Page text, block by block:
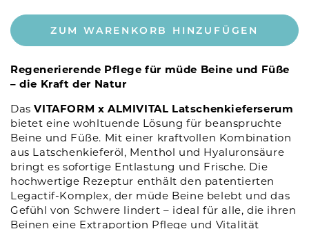
ZUM WARENKORB HINZUFÜGEN
Regenerierende Pflege für müde Beine und Füße
– die Kraft der Natur
DasVITAFORM x ALMIVITAL Latschenkieferserum
bietet eine wohltuende Lösung für beanspruchte
Beine und Füße. Mit einer kraftvollen Kombination
aus Latschenkieferöl, Menthol und Hyaluronsäure
bringt es sofortige Entlastung und Frische. Die
hochwertige Rezeptur enthält den patentierten
Legactif-Komplex, der müde Beine belebt und das
Gefühl von Schwere lindert – ideal für alle, die ihren
Beinen eine Extraportion Pflege und Vitalität